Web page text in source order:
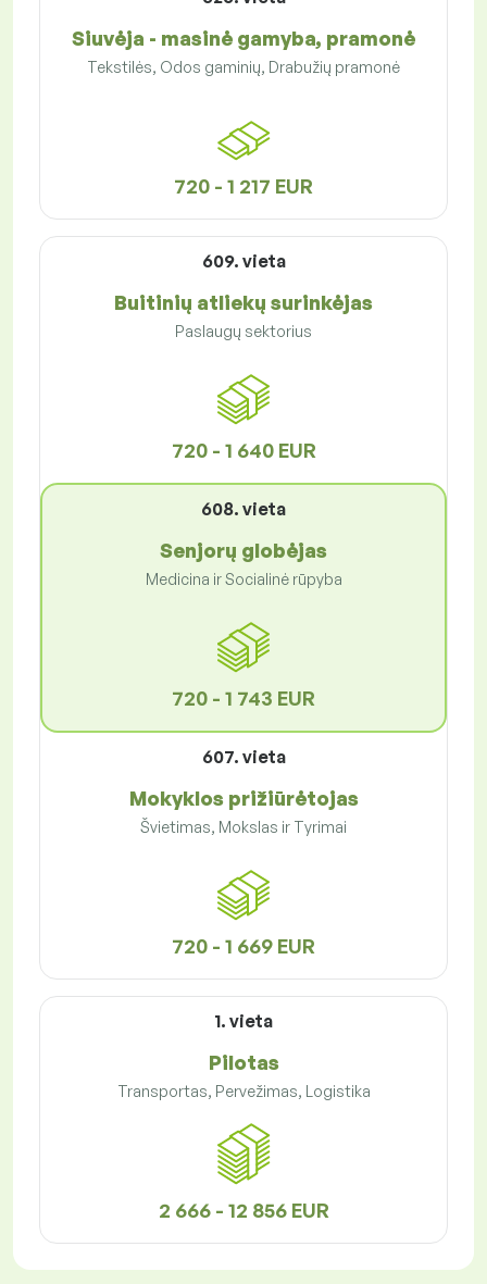
Siuvėja - masinė gamyba, pramonė
Tekstilės, Odos gaminių, Drabužių pramonė
720 - 1 217 EUR
609. vieta
Buitinių atliekų surinkėjas
Paslaugų sektorius
720 - 1 640 EUR
608. vieta
Senjorų globėjas
Medicina ir Socialinė rūpyba
720 - 1 743 EUR
607. vieta
Mokyklos prižiūrėtojas
Švietimas, Mokslas ir Tyrimai
720 - 1 669 EUR
1. vieta
Pilotas
Transportas, Pervežimas, Logistika
2 666 - 12 856 EUR